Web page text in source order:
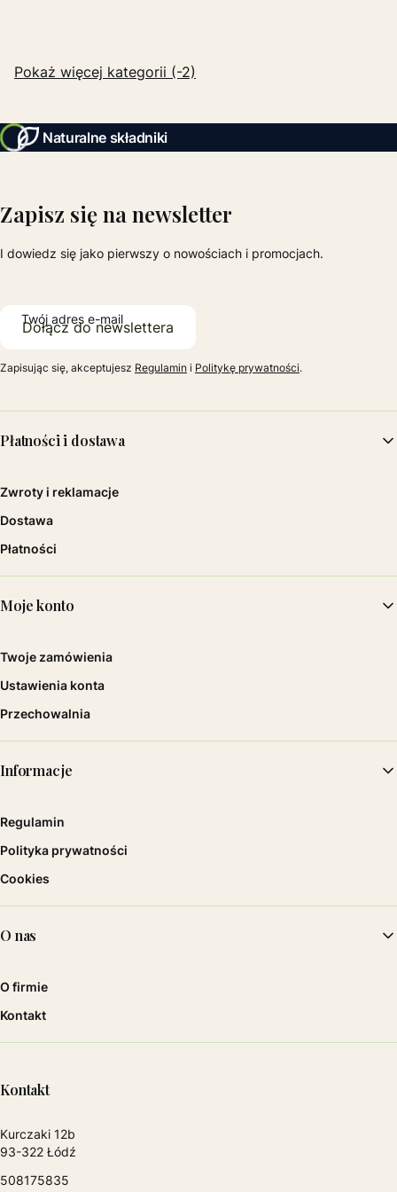
Pokaż więcej kategorii (-2)
Naturalne składniki
Zapisz się na newsletter
I dowiedz się jako pierwszy o nowościach i promocjach.
Twój adres e-mail
Dołącz do newslettera
Zapisując się, akceptujesz Regulamin i Politykę prywatności.
Linki w stopce
Płatności i dostawa
Zwroty i reklamacje
Dostawa
Płatności
Moje konto
Twoje zamówienia
Ustawienia konta
Przechowalnia
Informacje
Regulamin
Polityka prywatności
Cookies
O nas
O firmie
Kontakt
Kontakt
Adres:
Kurczaki 12b
93-322 Łódź
508175835